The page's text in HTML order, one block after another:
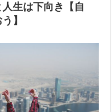
生は下向き【自
】